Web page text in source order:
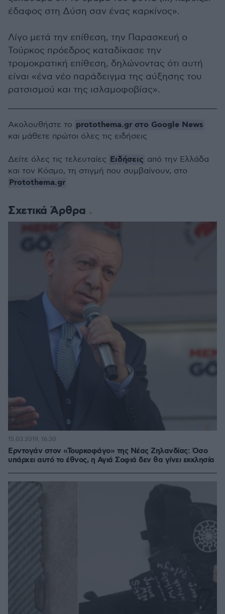
έδαφος στη Δύση σαν ένας καρκίνος».
Λίγο μετά την επίθεση, την Παρασκευή ο
Τούρκος πρόεδρος καταδίκασε την
τρομοκρατική επίθεση, δηλώνοντας ότι αυτή
είναι «ένα νέο παράδειγμα της αύξησης του
ρατσισμού και της ισλαμοφοβίας».
Σχετικά Άρθρα
Ερντογάν στον «Τουρκοφάγο» της Νέας Ζηλανδίας: Όσο
υπάρχει αυτό το έθνος, η Αγιά Σοφιά δεν θα γίνει εκκλησία
15.03.2019, 16:30
Ακολουθήστε το protothema.gr στο Google News
και μάθετε πρώτοι όλες τις ειδήσεις
Δείτε όλες τις τελευταίες Ειδήσεις από την Ελλάδα
και τον Κόσμο, τη στιγμή που συμβαίνουν, στο
Protothema.gr